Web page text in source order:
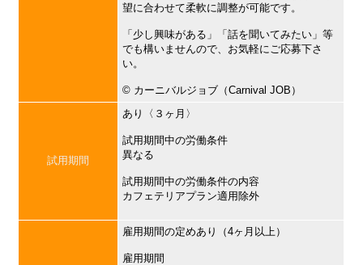
望に合わせて柔軟に調整が可能です。
「少し興味がある」「話を聞いてみたい」等
でも構いませんので、お気軽にご応募下さ
い。
©︎ カーニバルジョブ（Carnival JOB）
試用期間
あり〈３ヶ月〉
試用期間中の労働条件
異なる
試用期間中の労働条件の内容
カフェテリアプラン適用除外
雇用期間の定めあり（4ヶ月以上）
雇用期間